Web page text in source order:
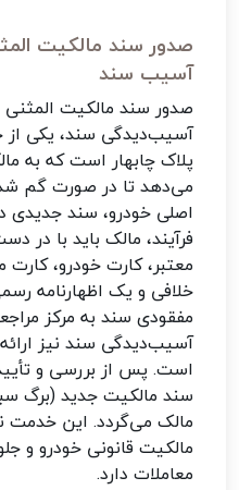
صدور سند مالکیت
آسیب سند
صدور سند مالکیت
آسیب‌دیدگی سند، یکی
پلاک چابهار است که به
می‌دهد تا در صورت گم
اصلی خودرو، سند جدیدی
فرآیند، مالک باید با
معتبر، کارت خودرو،
خلافی و یک اظهارنامه
مفقودی سند به مرکز
آسیب‌دیدگی سند نیز
است. پس از بررسی و
سند مالکیت جدید (برگ
مالک می‌گردد. این
مالکیت قانونی خودرو و
معاملات دارد.